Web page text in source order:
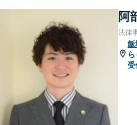
阿
法律
飯
受